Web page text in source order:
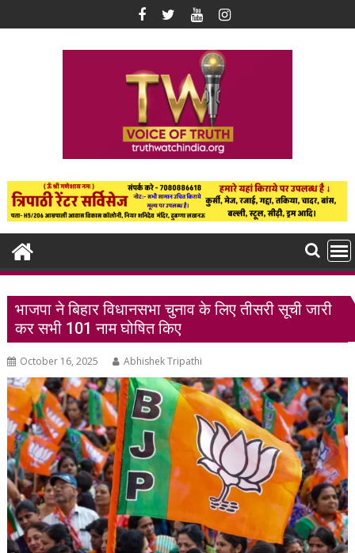
to
भाजपा ने बिहार विधानसभा चुनाव के लिए तीसरी सूची जारी
कर सभी 101 नाम घोषित किए
October 16, 2025 Abhishek Tripathi